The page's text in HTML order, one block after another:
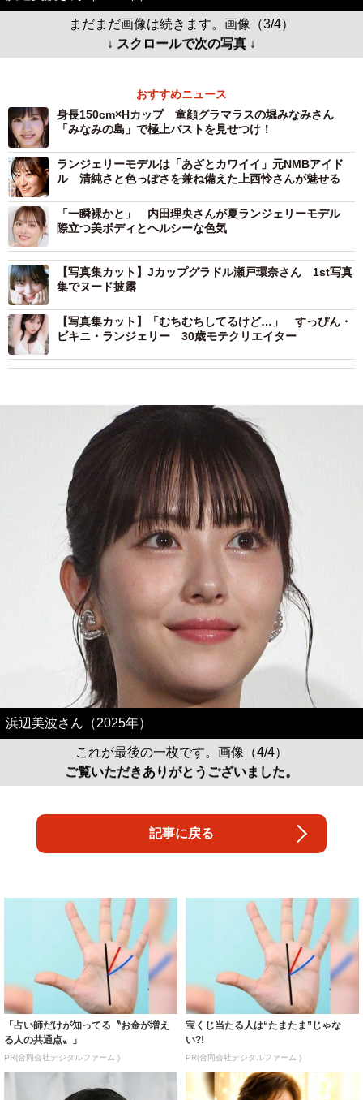
まだまだ画像は続きます。画像（3/4）
↓ スクロールで次の写真 ↓
おすすめニュース
身長150cm×Hカップ 童顔グラマラスの堀みなみさん
「みなみの島」で極上バストを見せつけ！
ランジェリーモデルは「あざとカワイイ」元NMBアイド
ル 清純さと色っぽさを兼ね備えた上西怜さんが魅せる
「一瞬裸かと」 内田理央さんが夏ランジェリーモデル
際立つ美ボディとヘルシーな色気
【写真集カット】Jカップグラドル瀬戸環奈さん 1st写真
集でヌード披露
【写真集カット】「むちむちしてるけど…」 すっぴん・
ビキニ・ランジェリー 30歳モテクリエイター
浜辺美波さん（2025年）
これが最後の一枚です。画像（4/4）
ご覧いただきありがとうございました。
記事に戻る
「占い師だけが知ってる〝お金が増え
る人の共通点〟」
PR(合同会社デジタルファーム )
宝くじ当たる人は“たまたま”じゃな
い?!
PR(合同会社デジタルファーム )